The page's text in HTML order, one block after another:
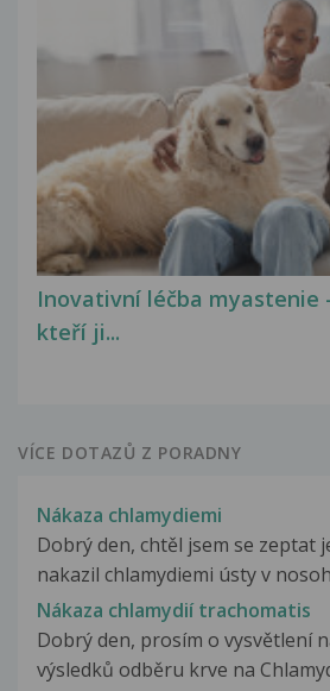
Inovativní léčba myastenie
kteří ji...
VÍCE DOTAZŮ Z PORADNY
Nákaza chlamydiemi
Dobrý den, chtěl jsem se zeptat
nakazil chlamydiemi ústy v
Nákaza chlamydií trachomatis
Dobrý den, prosím o vysvětlení
výsledků odběru krve na